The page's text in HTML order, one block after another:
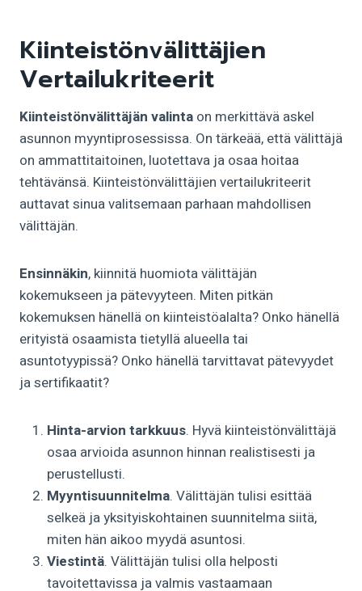
Kiinteistönvälittäjien
Vertailukriteerit
Kiinteistönvälittäjän valinta on merkittävä askel
asunnon myyntiprosessissa. On tärkeää, että välittäjä
on ammattitaitoinen, luotettava ja osaa hoitaa
tehtävänsä. Kiinteistönvälittäjien vertailukriteerit
auttavat sinua valitsemaan parhaan mahdollisen
välittäjän.
Ensinnäkin, kiinnitä huomiota välittäjän
kokemukseen ja pätevyyteen. Miten pitkän
kokemuksen hänellä on kiinteistöalalta? Onko hänellä
erityistä osaamista tietyllä alueella tai
asuntotyypissä? Onko hänellä tarvittavat pätevyydet
ja sertifikaatit?
Hinta-arvion tarkkuus. Hyvä kiinteistönvälittäjä
osaa arvioida asunnon hinnan realistisesti ja
perustellusti.
Myyntisuunnitelma. Välittäjän tulisi esittää
selkeä ja yksityiskohtainen suunnitelma siitä,
miten hän aikoo myydä asuntosi.
Viestintä. Välittäjän tulisi olla helposti
tavoitettavissa ja valmis vastaamaan